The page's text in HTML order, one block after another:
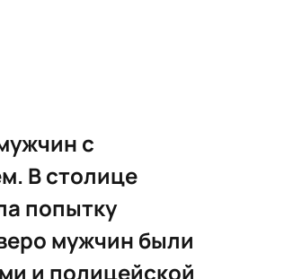
с
В столице
попытку
мужчин были
и полицейской